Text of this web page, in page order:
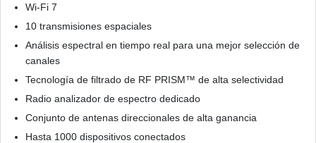
Wi-Fi 7
10 transmisiones espaciales
Análisis espectral en tiempo real para una mejor selección de
canales
Tecnología de filtrado de RF PRISM™ de alta selectividad
Radio analizador de espectro dedicado
Conjunto de antenas direccionales de alta ganancia
Hasta 1000 dispositivos conectados